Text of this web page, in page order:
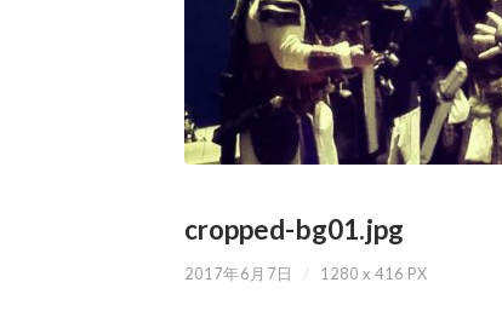
cropped-bg01.jpg
2017年6月7日 / 1280 x 416 PX